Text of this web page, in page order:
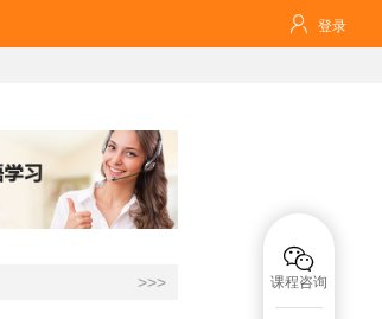
 登录

课程咨询
>>>